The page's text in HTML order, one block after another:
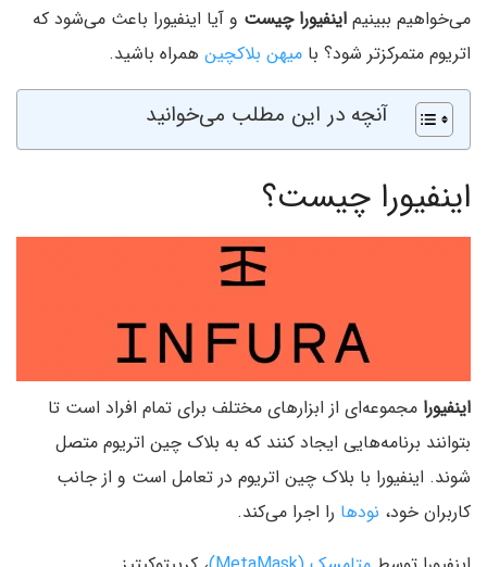
می‌خواهیم ببینیم اینفیورا چیست و آیا اینفیورا باعث می‌شود که
اتریوم متمرکزتر شود؟ با میهن بلاکچین همراه باشید.
آنچه در این مطلب می‌خوانید
اینفیورا چیست؟
اینفیورا مجموعه‌ای از ابزارهای مختلف برای تمام افراد است تا
بتوانند برنامه‌هایی ایجاد کنند که به بلاک چین اتریوم متصل
شوند. اینفیورا با بلاک چین اتریوم در تعامل است و از جانب
کاربران خود، نودها را اجرا می‌کند.